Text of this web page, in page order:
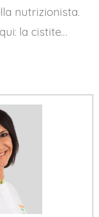
nutrizionista.
la cistite…